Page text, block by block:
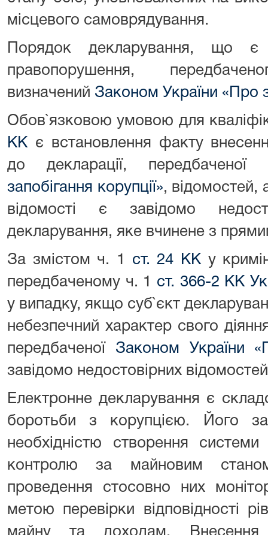
місцевого самоврядування.
Порядок декларування, що є
правопорушення,
визначений Законом України «Про
Обов`язковою умовою для
ККє встановлення факту
до декларації, передбаченої
запобігання корупції», відомостей,
відомості є завідомо
декларування, яке вчинене з
За змістом ч. 1 ст. 24 ККу
передбаченому ч. 1 ст. 366-2 КК
у випадку, якщо суб`єкт
небезпечний характер свого
передбаченої Законом України
завідомо недостовірних
Електронне декларування є
боротьби з корупцією. Його
необхідністю створення
контролю за майновим
проведення стосовно них
метою перевірки відповідності
майну та доходам. Внесення